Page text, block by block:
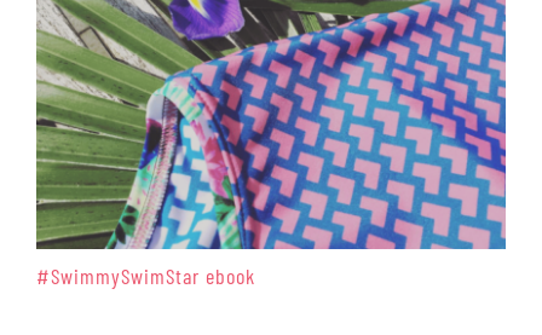
#SwimmySwimStar ebook